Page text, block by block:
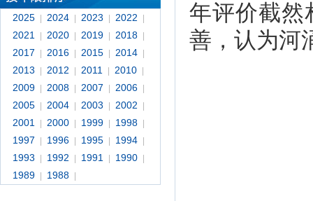
2025 2024 2023 2022
2021 2020 2019 2018
2017 2016 2015 2014
2013 2012 2011 2010
2009 2008 2007 2006
2005 2004 2003 2002
2001 2000 1999 1998
1997 1996 1995 1994
1993 1992 1991 1990
1989 1988
年评价截然
善，认为河